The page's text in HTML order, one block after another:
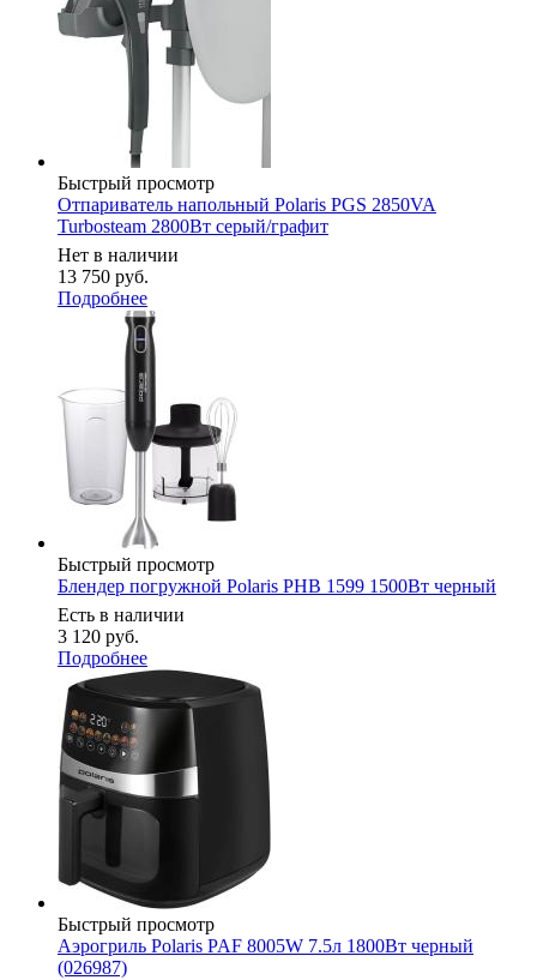
Быстрый просмотр
Отпариватель напольный Polaris PGS 2850VA
Turbosteam 2800Вт серый/графит
Нет в наличии
13 750 руб.
Подробнее
Быстрый просмотр
Блендер погружной Polaris PHB 1599 1500Вт черный
Есть в наличии
3 120 руб.
Подробнее
Быстрый просмотр
Аэрогриль Polaris PAF 8005W 7.5л 1800Вт черный
(026987)